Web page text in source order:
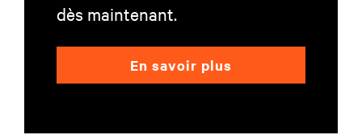
dès maintenant.
En savoir plus